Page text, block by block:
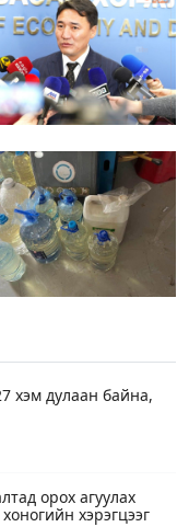
хэм дулаан байна,
орох агуулах
хэрэгцээг